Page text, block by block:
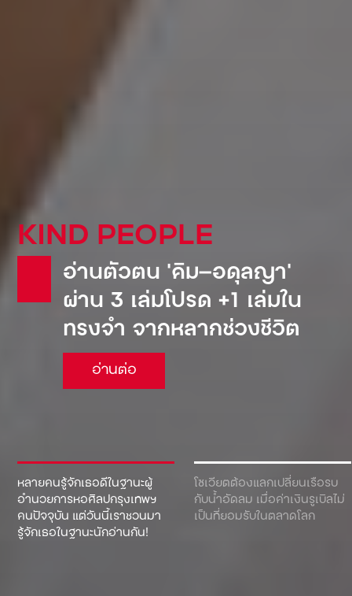
หลายคนรู้จักเธอดีในฐานะผู้
อำนวยการหอศิลปกรุงเทพฯ
คนปัจจุบัน แต่วันนี้เราชวนมา
รู้จักเธอในฐานะนักอ่านกัน!
โซเวียตต้องแลกเปลี่ยนเรือรบ
กับน้ำอัดลม เมื่อค่าเงินรูเบิลไม่
เป็นที่ยอมรับในตลาดโลก
KIND PEOPLE
อ่านตัวตน ‘คิม—อดุลญา’
ผ่าน 3 เล่มโปรด +1 เล่มใน
ทรงจำ จากหลากช่วงชีวิต
อ่านต่อ